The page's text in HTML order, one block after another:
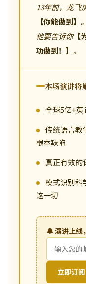
13年前，龙飞
【你能做到】
他要告诉你【
功做到！】 。
本场演讲将
全球5亿+
传统语言教
根本缺陷
真正有效的
模式识别科
这一切
🔔 演讲上线
立即订阅